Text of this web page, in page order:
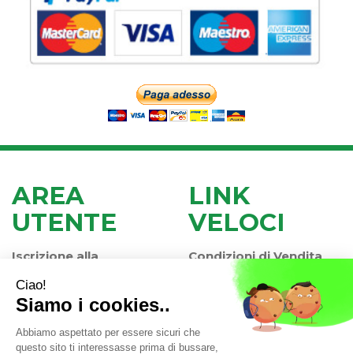
AREA
UTENTE
Iscrizione alla
Newsletter
Contatti
Informativa Privacy
LINK
VELOCI
Condizioni di Vendita
Modalità di Pagamento
Modalità di Spedizione
e Ritiro